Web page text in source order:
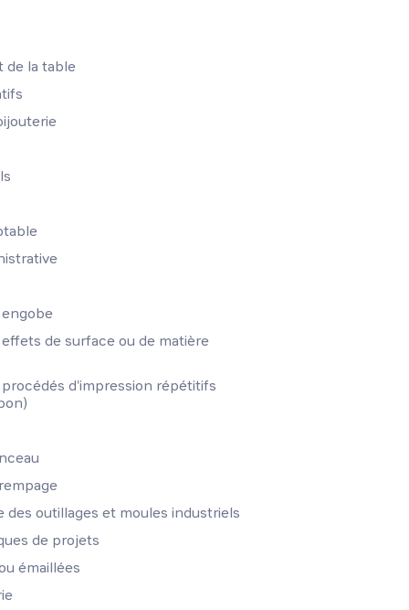
de la table
de surface ou de matière
d'impression répétitifs
des outillages et moules industriels
de projets
émaillées